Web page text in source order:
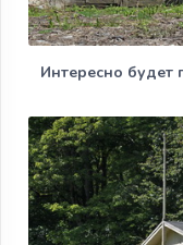
Интересно будет